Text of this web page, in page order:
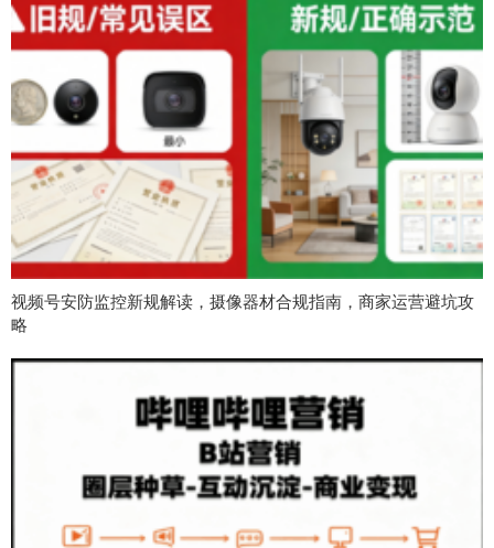
视频号安防监控新规解读，摄像器材合规指南，商家运营避坑攻
略